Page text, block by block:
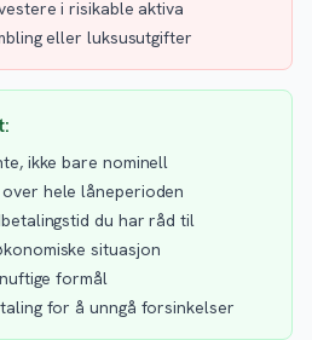
i risikable aktiva
eller luksusutgifter
ikke bare nominell
hele låneperioden
du har råd til
situasjon
formål
for å unngå forsinkelser